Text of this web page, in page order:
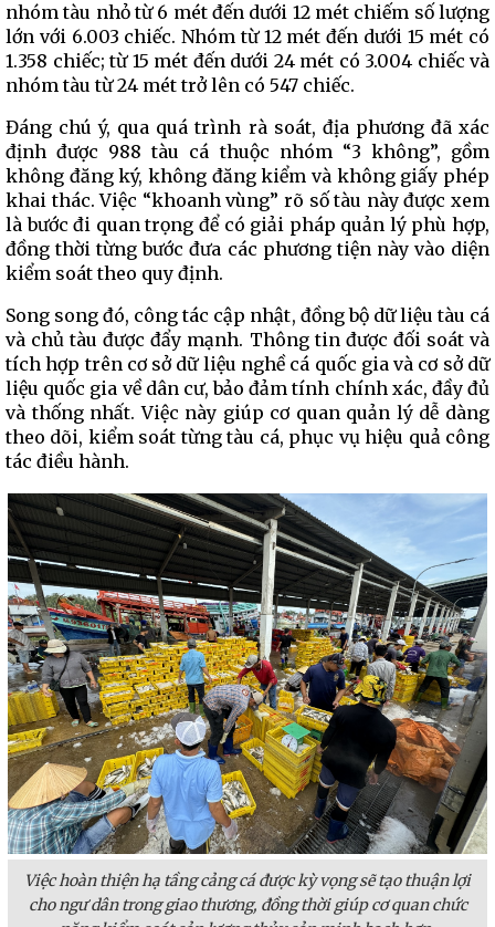
nhóm tàu nhỏ từ 6 mét đến dưới 12 mét chiếm số lượng
lớn với 6.003 chiếc. Nhóm từ 12 mét đến dưới 15 mét có
1.358 chiếc; từ 15 mét đến dưới 24 mét có 3.004 chiếc và
nhóm tàu từ 24 mét trở lên có 547 chiếc.
Đáng chú ý, qua quá trình rà soát, địa phương đã xác
định được 988 tàu cá thuộc nhóm “3 không”, gồm
không đăng ký, không đăng kiểm và không giấy phép
khai thác. Việc “khoanh vùng” rõ số tàu này được xem
là bước đi quan trọng để có giải pháp quản lý phù hợp,
đồng thời từng bước đưa các phương tiện này vào diện
kiểm soát theo quy định.
Song song đó, công tác cập nhật, đồng bộ dữ liệu tàu cá
và chủ tàu được đẩy mạnh. Thông tin được đối soát và
tích hợp trên cơ sở dữ liệu nghề cá quốc gia và cơ sở dữ
liệu quốc gia về dân cư, bảo đảm tính chính xác, đầy đủ
và thống nhất. Việc này giúp cơ quan quản lý dễ dàng
theo dõi, kiểm soát từng tàu cá, phục vụ hiệu quả công
tác điều hành.
Việc hoàn thiện hạ tầng cảng cá được kỳ vọng sẽ tạo thuận lợi
cho ngư dân trong giao thương, đồng thời giúp cơ quan chức